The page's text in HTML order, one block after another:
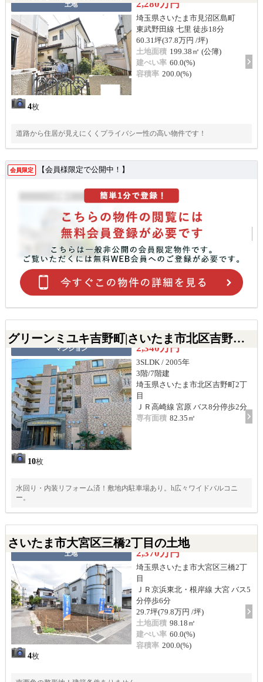
土地
4枚
2,280万円
埼玉県さいたま市見沼区島町
東武野田線 七里 徒歩18分
60.31坪(37.8万円 /坪)
土地面積 199.38㎡ (公簿)
建ぺい率 60.0(%)
容積率 200.0(%)
道路から住居が見えにくくプライバシー性の高い物件です！
会員限定 【会員様限定で公開中！】
グリーンミユキ吉野町|さいたま市北区吉野町2丁目の中古マンション
マンション
10枚
2,340万円
3SLDK / 2005年
3階/7階建
埼玉県さいたま市北区吉野町2丁
目
ＪＲ高崎線 宮原 バス8分停歩2分
専有面積 82.35㎡
水回り・内装リフォーム済！敷地内駐車場あり。h広々ワイドバルコニ
ー。
さいたま市大宮区三橋2丁目の土地
土地
4枚
2,370万円
埼玉県さいたま市大宮区三橋2丁
目
ＪＲ京浜東北・根岸線 大宮 バス5
分停歩6分
29.7坪(79.8万円 /坪)
土地面積 98.18㎡
建ぺい率 60.0(%)
容積率 200.0(%)